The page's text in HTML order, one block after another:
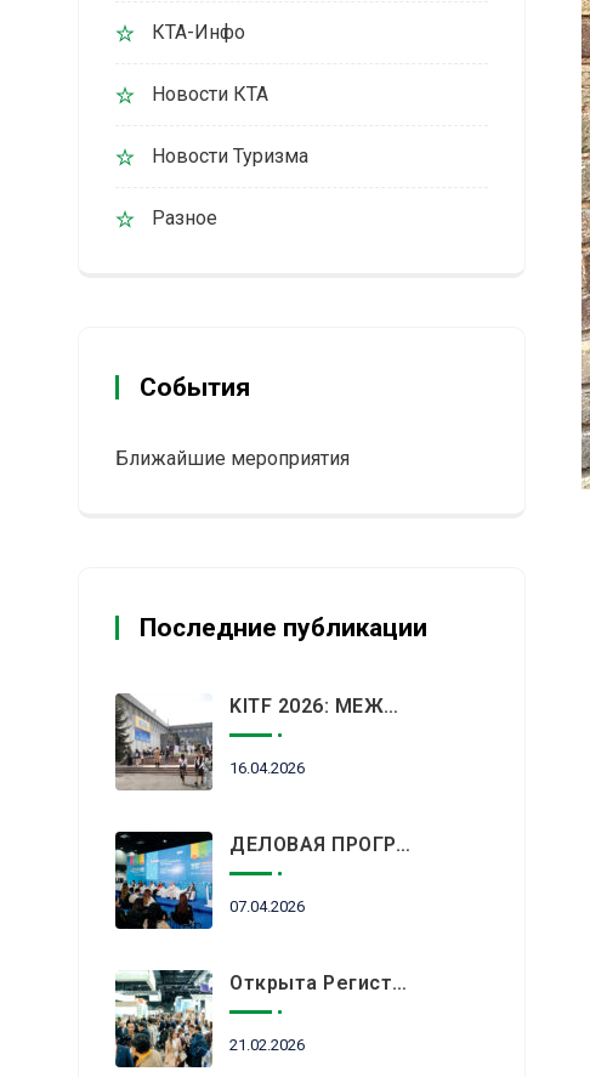
КТА-Инфо
Новости КТА
Новости Туризма
Разное
События
Ближайшие мероприятия
Последние публикации
KITF 2026: МЕЖДУНАРОДНЫЙ ТУРИСТИЧЕСКИЙ РЫНОК ВСТРЕТИТСЯ В АЛМАТЫ
16.04.2026
ДЕЛОВАЯ ПРОГРАММА KITF 2026: ВАЖНЕЙШИЕ АСПЕКТЫ РЫНКА ТУРИЗМА В НОВОЙ РЕАЛЬНОСТИ ОБСУДЯТ В АЛМАТЫ
07.04.2026
Открыта Регистрация Посетителей На KITF 2026 — Ключевое Событие Туристической Отрасли Центральной Азии
21.02.2026